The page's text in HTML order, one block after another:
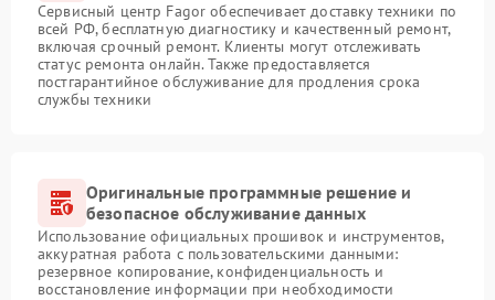
Сервисный центр Fagor обеспечивает доставку техники по
всей РФ, бесплатную диагностику и качественный ремонт,
включая срочный ремонт. Клиенты могут отслеживать
статус ремонта онлайн. Также предоставляется
постгарантийное обслуживание для продления срока
службы техники
Оригинальные программные решение и
безопасное обслуживание данных
Использование официальных прошивок и инструментов,
аккуратная работа с пользовательскими данными:
резервное копирование, конфиденциальность и
восстановление информации при необходимости